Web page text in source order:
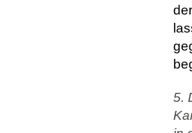
5.